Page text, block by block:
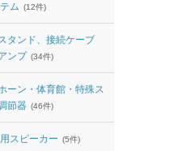
ム (12件)
タンド、接続ケーブ
ンプ (34件)
ーン・体育館・特殊ス
節器 (46件)
スピーカー (5件)